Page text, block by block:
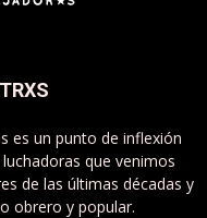
es un punto de inflexión
que venimos
de las últimas décadas y
obrero y popular.